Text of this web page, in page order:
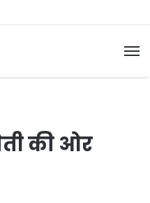
की ओर